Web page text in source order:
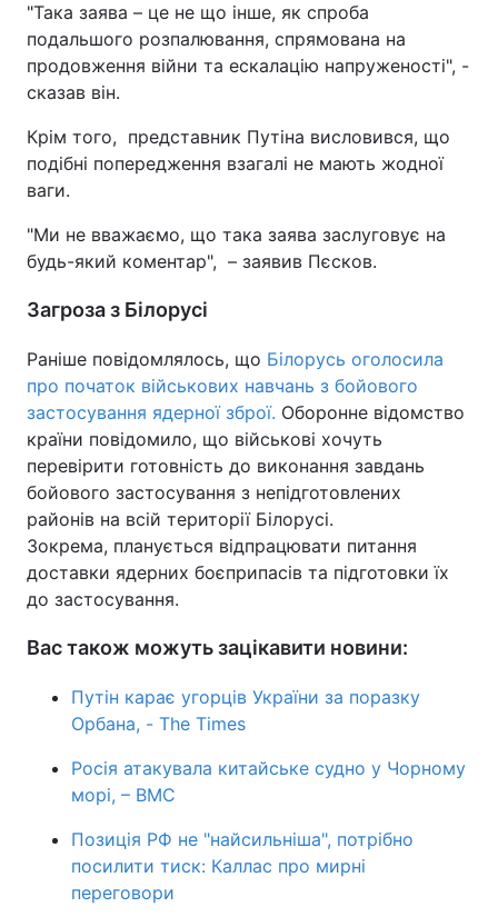
"Така заява – це не що інше, як спроба
подальшого розпалювання, спрямована на
продовження війни та ескалацію напруженості", -
сказав він.
Крім того, представник Путіна висловився, що
подібні попередження взагалі не мають жодної
ваги.
"Ми не вважаємо, що така заява заслуговує на
будь-який коментар", – заявив Пєсков.
Загроза з Білорусі
Раніше повідомлялось, що Білорусь оголосила
про початок військових навчань з бойового
застосування ядерної зброї. Оборонне відомство
країни повідомило, що військові хочуть
перевірити готовність до виконання завдань
бойового застосування з непідготовлених
районів на всій території Білорусі.
Зокрема, планується відпрацювати питання
доставки ядерних боєприпасів та підготовки їх
до застосування.
Вас також можуть зацікавити новини:
Путін карає угорців України за поразку
Орбана, - The Times
Росія атакувала китайське судно у Чорному
морі, – ВМС
Позиція РФ не "найсильніша", потрібно
посилити тиск: Каллас про мирні
переговори